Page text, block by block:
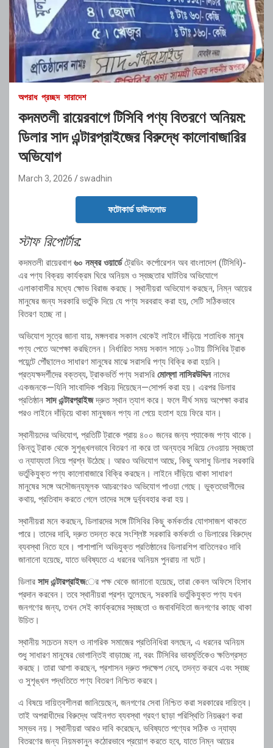
অপরাধ প্রচ্ছদ সারাদেশ
কদমতলী রায়েরবাগে টিসিবি পণ্য বিতরণে অনিয়ম:
ডিলার সাদ এন্টারপ্রাইজের বিরুদ্ধে কালোবাজারির
অভিযোগ
March 3, 2026 swadhin
ফটোকার্ড ডাউনলোড
স্টাফ রিপোর্টার:
কদমতলী রায়েরবাগ ৬০ নম্বর ওয়ার্ডেট্রেডিং কর্পোরেশন অব বাংলাদেশ (টিসিবি)-
এর পণ্য বিক্রয় কার্যক্রম ঘিরে অনিয়ম ও স্বচ্ছতার ঘাটতির অভিযোগে
এলাকাবাসীর মধ্যে ক্ষোভ বিরাজ করছে। স্থানীয়রা অভিযোগ করছেন, নিম্ন আয়ের
মানুষের জন্য সরকারি ভর্তুকি দিয়ে যে পণ্য সরবরাহ করা হয়, সেটি সঠিকভাবে
বিতরণ হচ্ছে না।
অভিযোগ সূত্রে জানা যায়, মঙ্গলবার সকাল থেকেই লাইনে দাঁড়িয়ে শতাধিক মানুষ
পণ্য পেতে অপেক্ষা করছিলেন। নির্ধারিত সময় সকাল সাড়ে ১০টায় টিসিবির ট্রাক
পয়েন্টে পৌঁছালেও সাধারণ মানুষের মাঝে সরাসরি পণ্য বিক্রি করা হয়নি।
প্রত্যক্ষদর্শীদের বক্তব্য, ট্রাকভর্তি পণ্য সরাসরি মোল্লা নাসিরউদ্দিননামের
একজনকে—যিনি সাংবাদিক পরিচয় দিয়েছেন—সোপর্দ করা হয়। এরপর ডিলার
প্রতিষ্ঠান সাদ এন্টারপ্রাইজদ্রুত স্থান ত্যাগ করে। ফলে দীর্ঘ সময় অপেক্ষা করার
পরও লাইনে দাঁড়িয়ে থাকা মানুষজন পণ্য না পেয়ে হতাশ হয়ে ফিরে যান।
স্থানীয়দের অভিযোগ, প্রতিটি ট্রাকে প্রায় ৪০০ জনের জন্য প্যাকেজ পণ্য থাকে।
কিন্তু ট্রাক থেকে সুশৃঙ্খলভাবে বিতরণ না করে তা অন্যত্র সরিয়ে নেওয়ায় স্বচ্ছতা
ও ন্যায্যতা নিয়ে প্রশ্ন উঠেছে। আরও অভিযোগ আছে, কিছু অসাধু ডিলার সরকারি
ভর্তুকিযুক্ত পণ্য কালোবাজারে বিক্রি করছেন। লাইনে দাঁড়িয়ে থাকা সাধারণ
মানুষের সঙ্গে অসৌজন্যমূলক আচরণেরও অভিযোগ পাওয়া গেছে। ভুক্তভোগীদের
কথায়, প্রতিবাদ করতে গেলে তাদের সঙ্গে দুর্ব্যবহার করা হয়।
স্থানীয়রা মনে করছেন, ডিলারদের সঙ্গে টিসিবির কিছু কর্মকর্তার যোগসাজশ থাকতে
পারে। তাদের দাবি, দ্রুত তদন্ত করে সংশ্লিষ্ট সরকারি কর্মকর্তা ও ডিলারের বিরুদ্ধে
ব্যবস্থা নিতে হবে। পাশাপাশি অভিযুক্ত প্রতিষ্ঠানের ডিলারশিপ বাতিলেরও দাবি
জানানো হয়েছে, যাতে ভবিষ্যতে এ ধরনের অনিয়ম পুনরায় না ঘটে।
ডিলার সাদ এন্টারপ্রাইজের পক্ষ থেকে জানানো হয়েছে, তারা কেবল অফিসে হিসাব
প্রদান করবেন। তবে স্থানীয়রা প্রশ্ন তুলেছেন, সরকারি ভর্তুকিযুক্ত পণ্য যখন
জনগণের জন্য, তখন সেই কার্যক্রমের স্বচ্ছতা ও জবাবদিহিতা জনগণের কাছে থাকা
উচিত।
স্থানীয় সচেতন মহল ও নাগরিক সমাজের প্রতিনিধিরা বলছেন, এ ধরনের অনিয়ম
শুধু সাধারণ মানুষের ভোগান্তিই বাড়াচ্ছে না, বরং টিসিবির ভাবমূর্তিকেও ক্ষতিগ্রস্ত
করছে। তারা আশা করছেন, প্রশাসন দ্রুত পদক্ষেপ নেবে, তদন্ত করবে এবং স্বচ্ছ
ও সুশৃঙ্খল পদ্ধতিতে পণ্য বিতরণ নিশ্চিত করবে।
এ বিষয়ে দায়িত্বশীলরা জানিয়েছেন, জনগণের সেবা নিশ্চিত করা সরকারের দায়িত্ব।
তাই অপরাধীদের বিরুদ্ধে আইনগত ব্যবস্থা গ্রহণ ছাড়া পরিস্থিতি নিয়ন্ত্রণ করা
সম্ভব নয়। স্থানীয়রা আরও দাবি করেছেন, ভবিষ্যতে পণ্যের সঠিক ও ন্যায্য
বিতরণের জন্য নিয়মকানুন কঠোরভাবে প্রয়োগ করতে হবে, যাতে নিম্ন আয়ের